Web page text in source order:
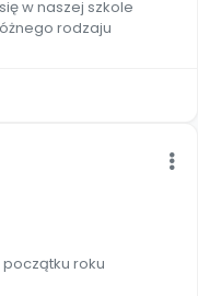
w naszej szkole
rodzaju
roku